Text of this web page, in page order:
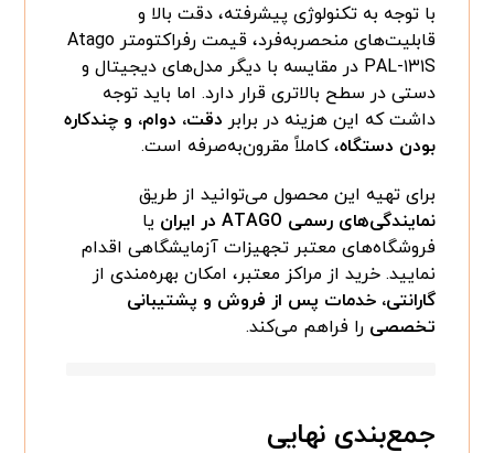
با توجه به تکنولوژی پیشرفته، دقت بالا و
قابلیت‌های منحصر‌به‌فرد، قیمت رفراکتومتر Atago
PAL-۱۳۱S در مقایسه با دیگر مدل‌های دیجیتال و
دستی در سطح بالاتری قرار دارد. اما باید توجه
داشت که این هزینه در برابر دقت، دوام، و چندکاره
بودن دستگاه، کاملاً مقرون‌به‌صرفه است.
برای تهیه این محصول می‌توانید از طریق
نمایندگی‌های رسمی ATAGO در ایران
یا
فروشگاه‌های معتبر تجهیزات آزمایشگاهی اقدام
نمایید. خرید از مراکز معتبر، امکان بهره‌مندی از
گارانتی، خدمات پس از فروش و پشتیبانی
تخصصی را فراهم می‌کند.
جمع‌بندی نهایی